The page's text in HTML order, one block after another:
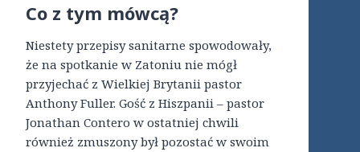
Co z tym mówcą?
Niestety przepisy sanitarne spowodowały,
że na spotkanie w Zatoniu nie mógł
przyjechać z Wielkiej Brytanii pastor
Anthony Fuller. Gość z Hiszpanii – pastor
Jonathan Contero w ostatniej chwili
również zmuszony był pozostać w swoim